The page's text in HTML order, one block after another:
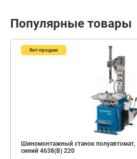
Популярные товары
Хит продаж
Шиномонтажный станок полуавтомат,
синий 4638(B) 220